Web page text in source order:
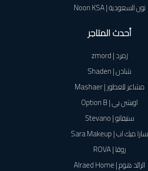
نون السعودية | Noon KSA
أحدث المتاجر
زمرد | zmord
شادن | Shaden
مشاعر للعطور | Mashaer
اوبشن بي | Option B
ستيفانو | Stevano
سارا ميك اب | Sara Makeup
روڤا | ROVA
الرائد هوم | Alraed Home